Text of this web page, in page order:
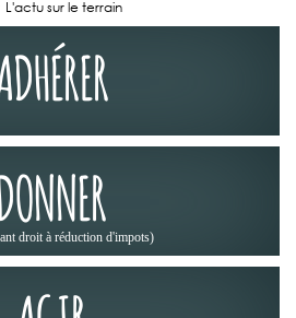
L'actu sur le terrain
droit à réduction d'impots)